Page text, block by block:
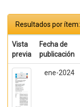
Resultados por ítem:
Vista
previa
Fecha de
publicación
ene-2024